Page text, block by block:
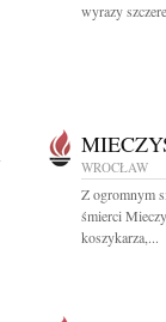
wyrazy
WROCŁAW
Z ogromnym
śmierci
koszykarza,...